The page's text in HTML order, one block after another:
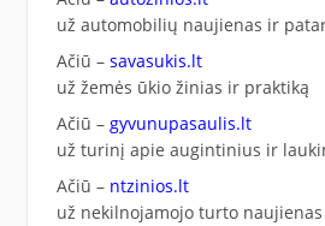
už automobilių naujienas ir
Ačiū – savasukis.lt
už žemės ūkio žinias ir praktiką
Ačiū – gyvunupasaulis.lt
už turinį apie augintinius ir
Ačiū – ntzinios.lt
už nekilnojamojo turto